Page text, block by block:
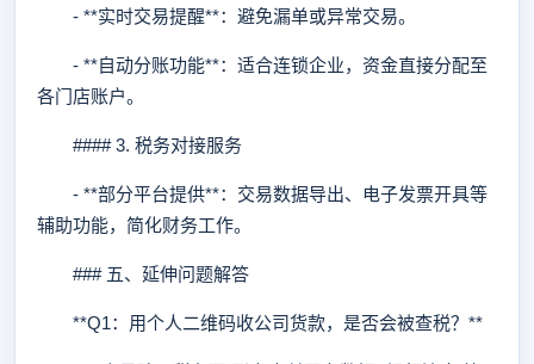
- **实时交易提醒**：避免漏单或异常交易。
- **自动分账功能**：适合连锁企业，资金直接分配至
各门店账户。
#### 3. 税务对接服务
- **部分平台提供**：交易数据导出、电子发票开具等
辅助功能，简化财务工作。
### 五、延伸问题解答
**Q1：用个人二维码收公司货款，是否会被查税？**